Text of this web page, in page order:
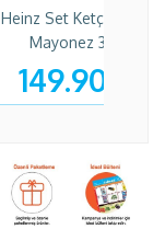
Heinz Set Ketçap
Mayonez 330gr
149.90 TL